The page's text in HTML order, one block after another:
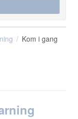
Kom i gang